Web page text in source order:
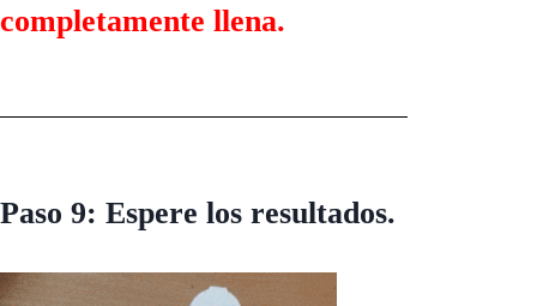
completamente llena.
Paso 9: Espere los resultados.